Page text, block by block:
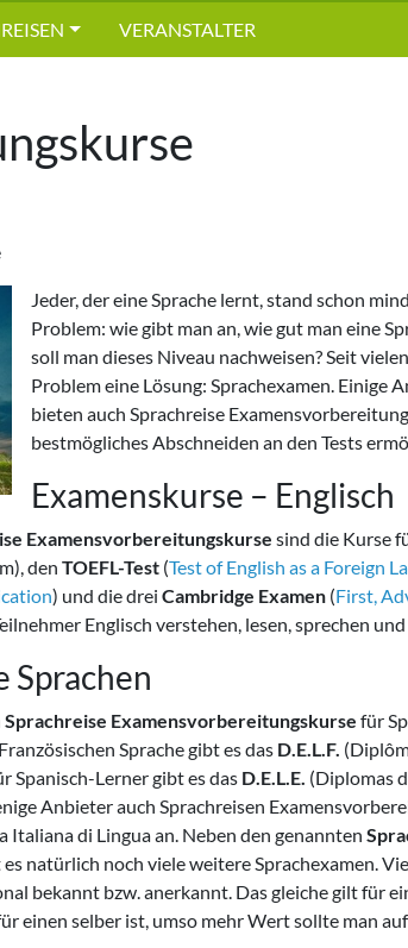
VERANSTALTER
Jeder, der eine Sprache lernt, stand schon
Problem: wie gibt man an, wie gut man eine
soll man dieses Niveau nachweisen? Seit
Problem eine Lösung: Sprachexamen. Einige
bieten auch Sprachreise
bestmögliches Abschneiden an den Tests
Examenskurse – Englisch
Examensvorbereitungskurse sind die Kurse
den TOEFL-Test (Test of English as a Foreign
) und die drei Cambridge Examen (First,
Englisch verstehen, lesen, sprechen
Sprachen
Sprachreise Examensvorbereitungskurse für
Sprache gibt es das D.E.L.F.
Spanisch-Lerner gibt es das D.E.L.E. (Diplomas
Anbieter auch Sprachreisen
Italiana di Lingua an. Neben den genannten
natürlich noch viele weitere Sprachexamen.
bekannt bzw. anerkannt. Das gleiche gilt für
einen selber ist, umso mehr Wert sollte man